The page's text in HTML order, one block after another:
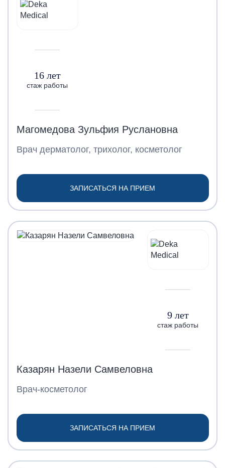
16 лет
стаж работы
Магомедова Зульфия Руслановна
Врач дерматолог, трихолог, косметолог
ЗАПИСАТЬСЯ НА ПРИЕМ
9 лет
стаж работы
Казарян Назели Самвеловна
Врач-косметолог
ЗАПИСАТЬСЯ НА ПРИЕМ